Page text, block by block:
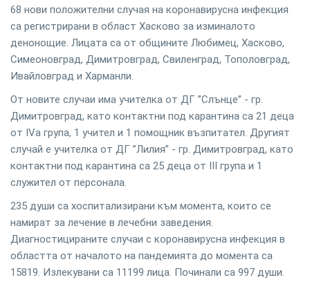
68 нови положителни случая на коронавирусна инфекция
са регистрирани в област Хасково за изминалото
денонощие. Лицата са от общините Любимец, Хасково,
Симеоновград, Димитровград, Свиленград, Тополовград,
Ивайловград и Харманли.
От новите случаи има учителка от ДГ ”Слънце” - гр.
Димитровград, като контактни под карантина са 21 деца
от ІVа група, 1 учител и 1 помощник възпитател. Другият
случай е учителка от ДГ ”Лилия” - гр. Димитровград, като
контактни под карантина са 25 деца от ІІІ група и 1
служител от персонала.
235 души са хоспитализирани към момента, които се
намират за лечение в лечебни заведения.
Диагностицираните случаи с коронавирусна инфекция в
областта от началото на пандемията до момента са
15819. Излекувани са 11199 лица. Починали са 997 души.